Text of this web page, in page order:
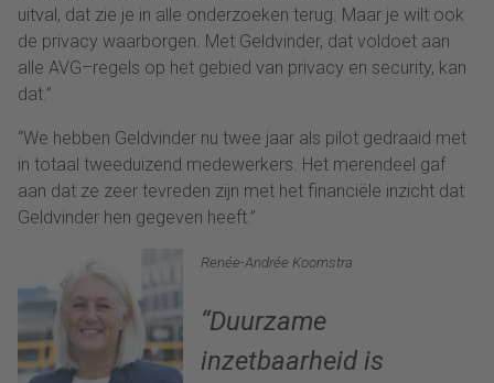
uitval, dat zie je in alle onderzoeken terug Maar je wilt ook
de privacy waarborgen Met Geldvinder, dat voldoet aan
alle AVG–regels op het gebied van privacy en security, kan
dat.”
“We hebben Geldvinder nu twee jaar als pilot gedraaid met
in totaal tweeduizend medewerkers . Het merendeel gaf
aan dat ze zeer tevreden zijn met het financiële inzicht dat
Geldvinder hen gegeven heeft.”
Renée-Andrée Koornstra
“Duurzame
inzetbaarheid is